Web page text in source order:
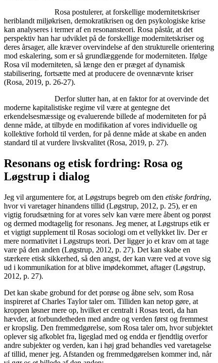
Rosa postulerer, at forskellige modernitetskriser
heriblandt miljøkrisen, demokratikrisen og den psykologiske krise
kan analyseres i termer af en resonansteori. Rosa påstår, at det
perspektiv han har udviklet på de forskellige modernitetskriser og
deres årsager, alle kræver overvindelse af den strukturelle orientering
mod eskalering, som er så grundlæggende for moderniteten. Ifølge
Rosa vil moderniteten, så længe den er præget af dynamisk
stabilisering, fortsætte med at producere de ovennævnte kriser
(Rosa, 2019, p. 26-27).
Derfor slutter han, at en faktor for at overvinde det
moderne kapitalistiske regime vil være at gentegne det
erkendelsesmæssige og evaluerende billede af moderniteten for på
denne måde, at tilbyde en modifikation af vores individuelle og
kollektive forhold til verden, for på denne måde at skabe en anden
standard til at vurdere livskvalitet (Rosa, 2019, p. 27).
Resonans og etisk fordring: Rosa og
Løgstrup i dialog
Jeg vil argumentere for, at Løgstrups begreb om den etiske fordring,
hvor vi varetager hinandens tillid (Løgstrup, 2012, p. 25), er en
vigtig forudsætning for at vores selv kan være mere åbent og porøst
og dermed modtagelig for resonans. Jeg mener, at Løgstrups etik er
et vigtigt supplement til Rosas sociologi om et vellykket liv. Der er
mere normativitet i Løgstrups teori. Der ligger jo et krav om at tage
vare på den anden (Løgstrup, 2012, p. 27). Det kan skabe en
stærkere etisk sikkerhed, så den angst, der kan være ved at vove sig
ud i kommunikation for at blive imødekommet, aftager (Løgstrup,
2012, p. 27).
Det kan skabe grobund for det porøse og åbne selv, som Rosa
inspireret af Charles Taylor taler om. Tilliden kan netop gøre, at
kroppen løsner mere op, hvilket er centralt i Rosas teori, da han
hævder, at forbundetheden med andre og verden først og fremmest
er kropslig. Den fremmedgørelse, som Rosa taler om, hvor subjektet
oplever sig afkoblet fra, ligeglad med og endda er fjendtlig overfor
andre subjekter og verden, kan i høj grad behandles ved varetagelse
af tillid, mener jeg. Afstanden og fremmedgørelsen kommer ind, når